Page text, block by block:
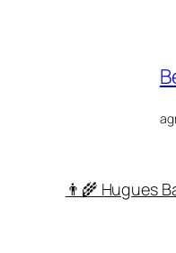
👨‍🌾 Hugues